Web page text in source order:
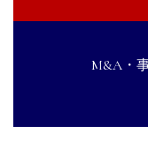
M&A・